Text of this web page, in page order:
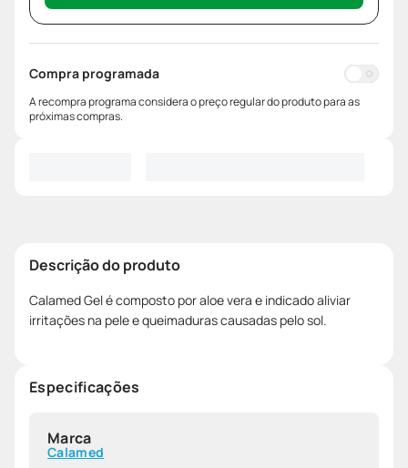
Compra programada
A recompra programa considera o preço regular do produto para as
próximas compras.
Descrição do produto
Calamed Gel é composto por aloe vera e indicado aliviar
irritações na pele e queimaduras causadas pelo sol.
Especificações
Marca
Calamed